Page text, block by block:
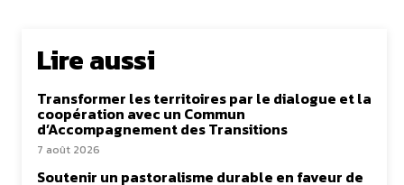
Lire aussi
Transformer les territoires par le dialogue et la
coopération avec un Commun
d’Accompagnement des Transitions
7 août 2026
Soutenir un pastoralisme durable en faveur de